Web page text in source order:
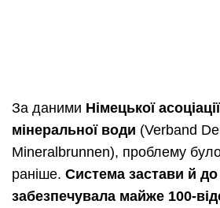
За даними Німецької
мінеральної води (Verband
Mineralbrunnen), проблему
раніше. Система застави й
забезпечувала майже 100-